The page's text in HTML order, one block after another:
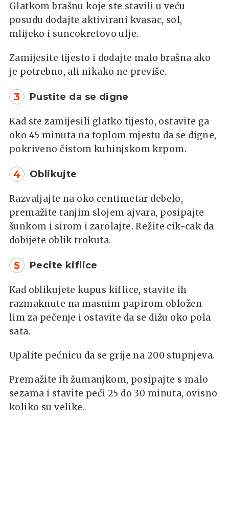
Glatkom brašnu koje ste stavili u veću
posudu dodajte aktivirani kvasac, sol,
mlijeko i suncokretovo ulje.
Zamijesite tijesto i dodajte malo brašna ako
je potrebno, ali nikako ne previše.
3 Pustite da se digne
Kad ste zamijesili glatko tijesto, ostavite ga
oko 45 minuta na toplom mjestu da se digne,
pokriveno čistom kuhinjskom krpom.
4 Oblikujte
Razvaljajte na oko centimetar debelo,
premažite tanjim slojem ajvara, posipajte
šunkom i sirom i zarolajte. Režite cik-cak da
dobijete oblik trokuta.
5 Pecite kiflice
Kad oblikujete kupus kiflice, stavite ih
razmaknute na masnim papirom obložen
lim za pečenje i ostavite da se dižu oko pola
sata.
Upalite pećnicu da se grije na 200 stupnjeva.
Premažite ih žumanjkom, posipajte s malo
sezama i stavite peći 25 do 30 minuta, ovisno
koliko su velike.